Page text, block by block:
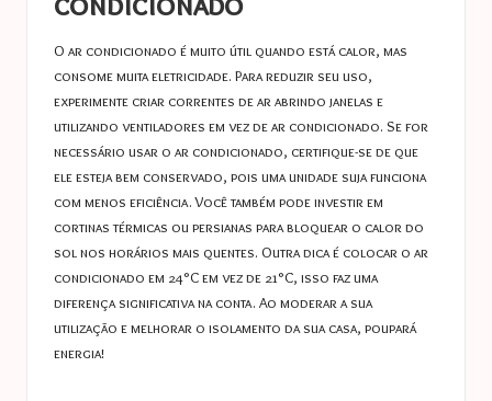
O ar condicionado é muito útil quando está calor, mas
consome muita eletricidade. Para reduzir seu uso,
experimente criar correntes de ar abrindo janelas e
utilizando ventiladores em vez de ar condicionado. Se for
necessário usar o ar condicionado, certifique-se de que
ele esteja bem conservado, pois uma unidade suja funciona
com menos eficiência. Você também pode investir em
cortinas térmicas ou persianas para bloquear o calor do
sol nos horários mais quentes. Outra dica é colocar o ar
condicionado em 24°C em vez de 21°C, isso faz uma
diferença significativa na conta. Ao moderar a sua
utilização e melhorar o isolamento da sua casa, poupará
energia!